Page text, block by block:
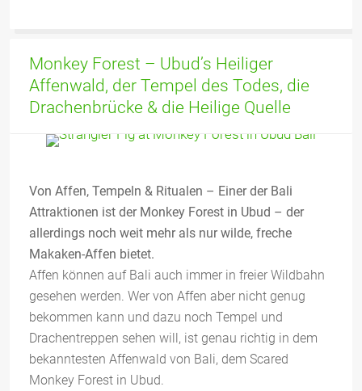
Monkey Forest – Ubud’s Heiliger
Affenwald, der Tempel des Todes, die
Drachenbrücke & die Heilige Quelle
Von Affen, Tempeln & Ritualen – Einer der Bali
Attraktionen ist der Monkey Forest in Ubud – der
allerdings noch weit mehr als nur wilde, freche
Makaken-Affen bietet.
Affen können auf Bali auch immer in freier Wildbahn
gesehen werden. Wer von Affen aber nicht genug
bekommen kann und dazu noch Tempel und
Drachentreppen sehen will, ist genau richtig in dem
bekanntesten Affenwald von Bali, dem Scared
Monkey Forest in Ubud.